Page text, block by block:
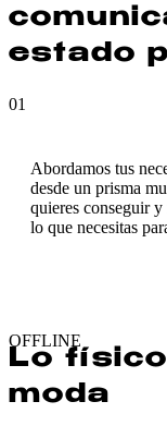
estado
01
Abordamos tus
desde un prisma
quieres conseguir y
lo que necesitas
OFFLINE
Lo
moda